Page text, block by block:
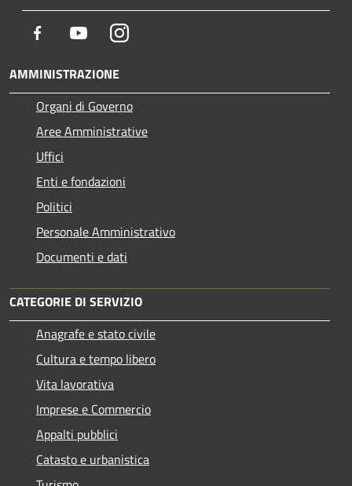
Facebook YoutubeInstagram
AMMINISTRAZIONE
Organi di Governo
Aree Amministrative
Uffici
Enti e fondazioni
Politici
Personale Amministrativo
Documenti e dati
CATEGORIE DI SERVIZIO
Anagrafe e stato civile
Cultura e tempo libero
Vita lavorativa
Imprese e Commercio
Appalti pubblici
Catasto e urbanistica